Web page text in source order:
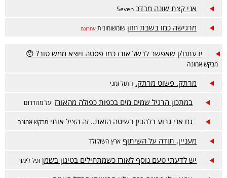
אני קצת שונה מבדכ Seven
מרגישה כמו בשבת חזון שומשומונית אחרונה
ידעתם/ן שאפשר לבשל אורז כמו פסטה ויוצא ממש טוב? 😯
מבקש אמונה
מרתק. פשוט מרתק. חתול זמני
במתכון הרגיל שמים מים בכפות כפולה מהאורז יעל מהדרום
גם אני גרוע בלהכין בשיטה הזאת.. זה הציל אותי מבקש אמונה
מעניין, תודה על השיתוף ארץ השוקולד
יש לדעתי טעם נוסף לאורז כשמתחילים בטיגון בשמן ופל לימון